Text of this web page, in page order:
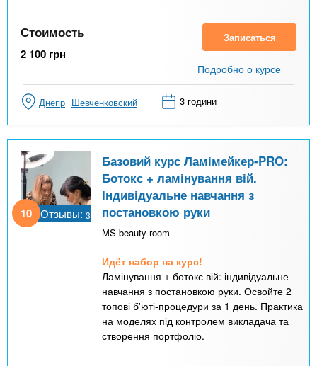
Стоимость
2 100 грн
Записаться
Подробно о курсе
Днепр Шевченковский 3 години
10 Отзывы: 3
Базовий курс Ламімейкер-PRO:
Ботокс + ламінування вій.
Індивідуальне навчання з
постановкою руки
MS beauty room
Идёт набор на курс!
Ламінування + ботокс вій: індивідуальне
навчання з постановкою руки. Освойте 2
топові б'юті-процедури за 1 день. Практика
на моделях під контролем викладача та
створення портфоліо.